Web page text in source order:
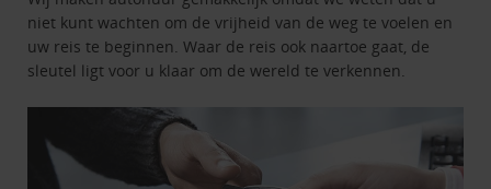
niet kunt wachten om de vrijheid van de weg te voelen en
uw reis te beginnen. Waar de reis ook naartoe gaat, de
sleutel ligt voor u klaar om de wereld te verkennen.